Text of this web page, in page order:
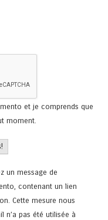
et je comprends que
moment.
un message de
contenant un lien
Cette mesure nous
n’a pas été utilisée à